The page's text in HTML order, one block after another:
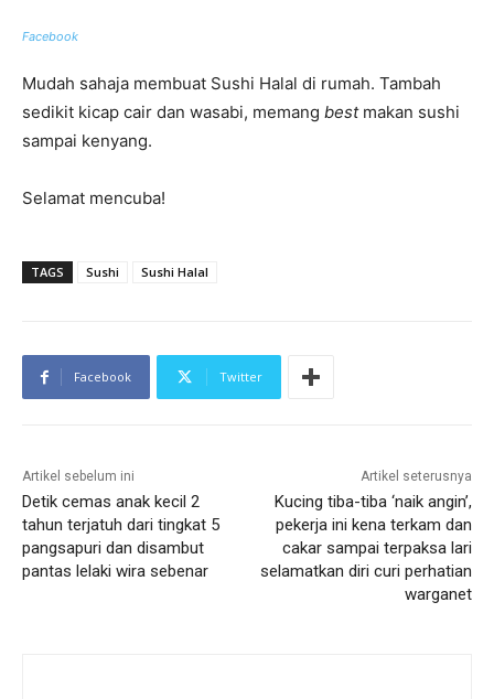
Facebook
Mudah sahaja membuat Sushi Halal di rumah. Tambah
sedikit kicap cair dan wasabi, memang best makan sushi
sampai kenyang.
Selamat mencuba!
TAGS Sushi Sushi Halal
Facebook Twitter
Artikel sebelum ini
Detik cemas anak kecil 2
tahun terjatuh dari tingkat 5
pangsapuri dan disambut
pantas lelaki wira sebenar
Artikel seterusnya
Kucing tiba-tiba ‘naik angin’,
pekerja ini kena terkam dan
cakar sampai terpaksa lari
selamatkan diri curi perhatian
warganet